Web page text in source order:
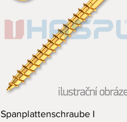
Schnellansicht
Spanplattenschraube I